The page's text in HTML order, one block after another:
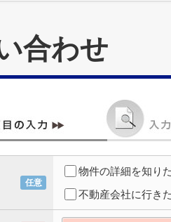
合わせ
任意
物件の詳細を知り
不動産会社に行き